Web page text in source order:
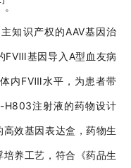
。
知识产权的AAV基因治
FⅧ基因导入A型血友病
体内FⅧ水平，为患者带
H803注射液的药物设计
效基因表达盒，药物生
养工艺，符合《药品生